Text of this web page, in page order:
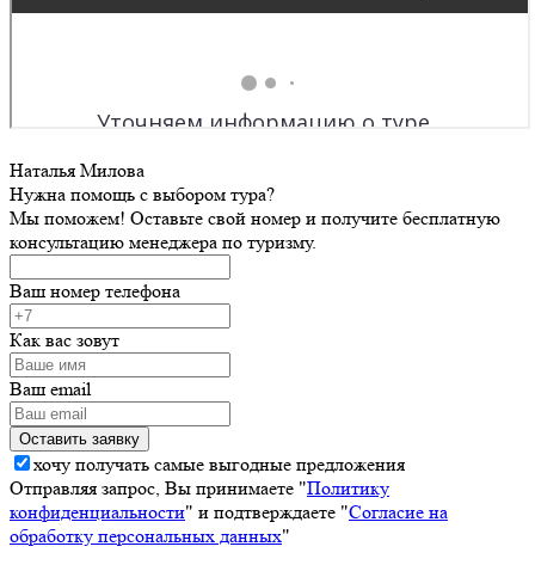
Наталья Милова
Нужна помощь с выбором тура?
Мы поможем! Оставьте свой номер и получите бесплатную
консультацию менеджера по туризму.
Ваш номер телефона
Как вас зовут
Ваш email
хочу получать самые выгодные предложения
Отправляя запрос, Вы принимаете "Политику
конфиденциальности" и подтверждаете "Согласие на
обработку персональных данных"